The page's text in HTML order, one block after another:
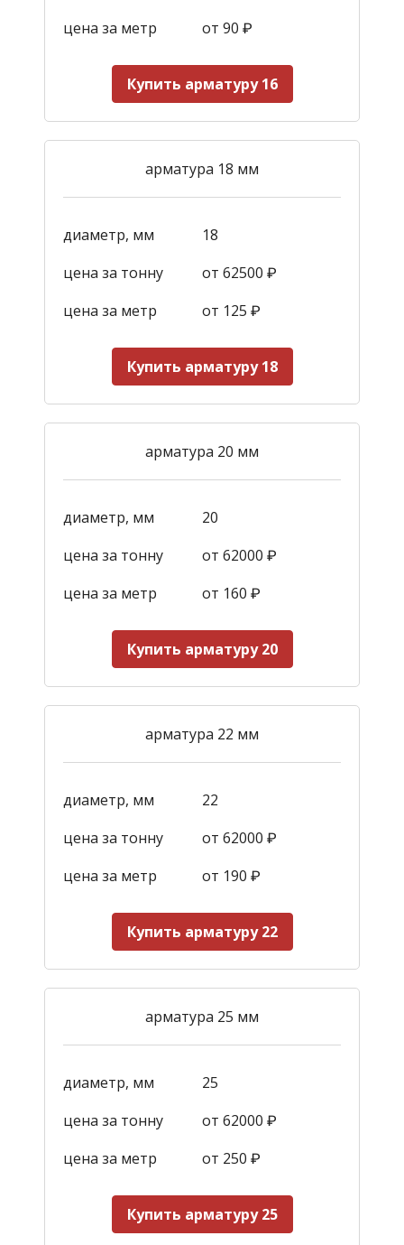
цена за метр от 90 ₽
Купить арматуру 16
арматура 18 мм
диаметр, мм
18
цена за тонну
от 62500 ₽
цена за метр
от 125 ₽
Купить арматуру 18
арматура 20 мм
диаметр, мм
20
цена за тонну
от 62000 ₽
цена за метр
от 160 ₽
Купить арматуру 20
арматура 22 мм
диаметр, мм
22
цена за тонну
от 62000 ₽
цена за метр
от 190 ₽
Купить арматуру 22
арматура 25 мм
диаметр, мм
25
цена за тонну
от 62000 ₽
цена за метр
от 250 ₽
Купить арматуру 25